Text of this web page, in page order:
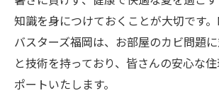
知識を身につけておくことが大切です
バスターズ福岡は、お部屋のカビ問題
と技術を持っており、皆さんの安心な
ポートいたします。